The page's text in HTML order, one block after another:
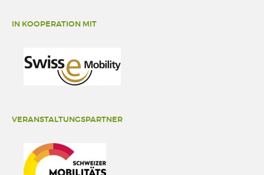
IN KOOPERATION MIT
VERANSTALTUNGSPARTNER